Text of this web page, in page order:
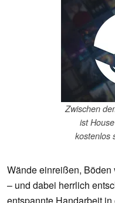
Zwischen
ist
kostenlos
Wände einreißen,
– und dabei herrlich